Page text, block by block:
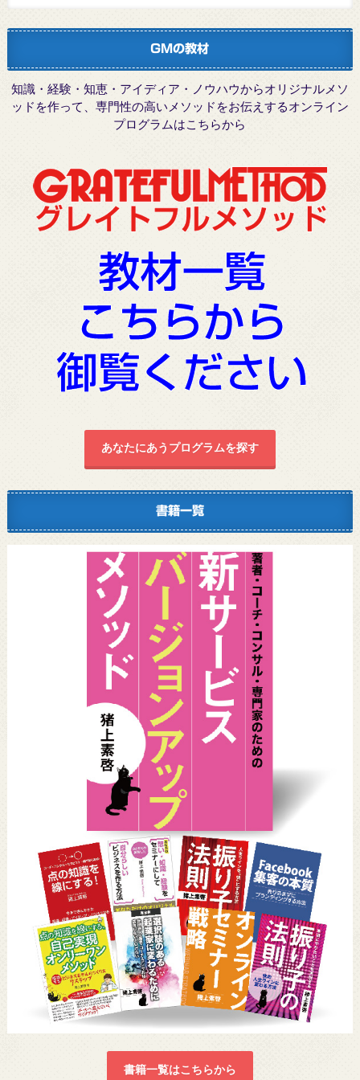
GMの教材
知識・経験・知恵・アイディア・ノウハウからオリジナルメソ
ッドを作って、専門性の高いメソッドをお伝えするオンライン
プログラムはこちらから
あなたにあうプログラムを探す
書籍一覧
書籍一覧はこちらから